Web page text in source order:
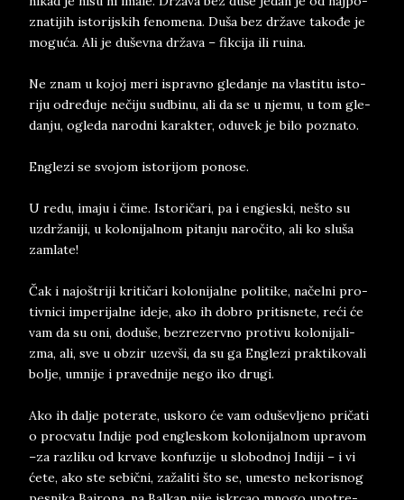
zna­ti­jih isto­rij­skih fe­no­me­na. Duša bez države takođe je
moguća. Ali je duševna država – fik­ci­ja ili ru­i­na.
Ne znam u ko­joj meri is­prav­no gle­dan­je na vla­sti­tu isto­
ri­ju određuje nečiju sud­bi­nu, ali da se u nje­mu, u tom gle­
dan­ju, ogle­da na­rod­ni ka­rak­ter, od­u­vek je bilo po­zna­to.
En­gle­zi se svo­jom isto­ri­jom po­no­se.
U redu, ima­ju i čime. Is­to­ričari, pa i en­gi­e­ski, nešto su
uzdržani­ji, u ko­lo­ni­jal­nom pi­tan­ju naročito, ali ko sluša
za­mla­te!
Čak i najoštri­ji kri­tičari ko­lo­ni­jal­ne pol­i­ti­ke, načelni pro­
tiv­ni­ci im­pe­ri­jal­ne ide­je, ako ih do­bro pri­ti­sne­te, reći će
vam da su oni, do­du­še, bez­re­zer­vno pro­ti­vu ko­lo­ni­ja­li­
zma, ali, sve u ob­zir uzevši, da su ga En­gle­zi pra­kti­ko­va­li
bol­je, um­ni­je i pra­ved­ni­je nego iko dru­gi.
Ako ih dal­je po­te­ra­te, usko­ro će vam odušev­lje­no pričati
o pro­cva­tu In­di­je pod en­gle­skom ko­lo­ni­ja­l­nom upra­vom
–za raz­li­ku od kr­va­ve kon­fu­zi­je u slo­bod­noj In­di­ji – i vi
ćete, ako ste sebični, zažali­ti što se, ume­sto ne­ko­ri­snog